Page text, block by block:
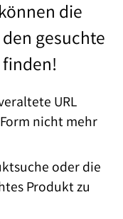
die
gesuchte
URL
nicht mehr
oder die
Produkt zu